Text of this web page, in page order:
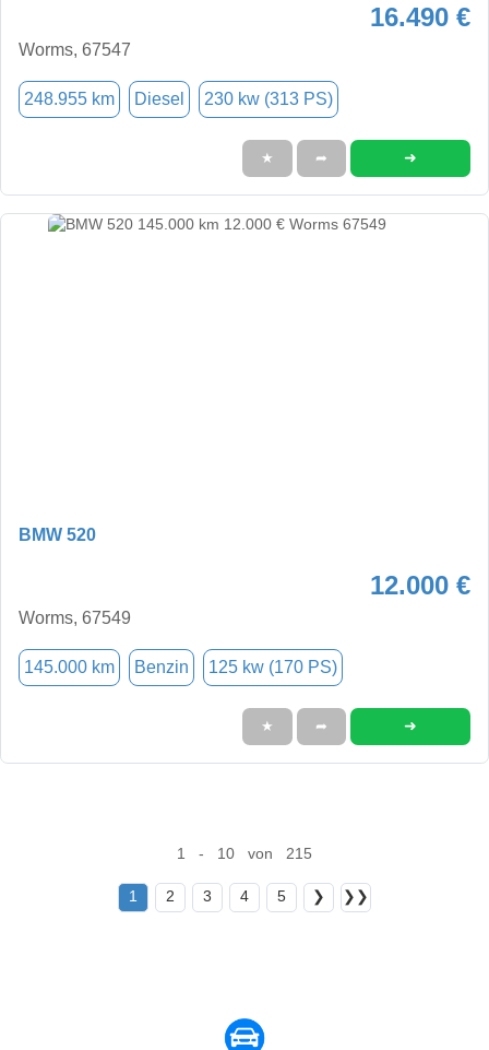
16.490 €
Worms, 67547
248.955 km Diesel 230 kw (313 PS)
★ ➦ ➜
BMW 520
12.000 €
Worms, 67549
145.000 km Benzin 125 kw (170 PS)
★ ➦ ➜
1 - 10 von 215
1 2 3 4 5 ❯ ❯❯